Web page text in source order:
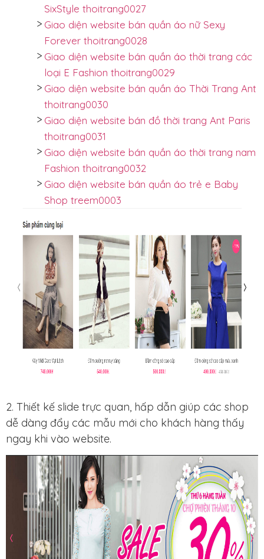
SixStyle thoitrang0027
Giao diện website bán quần áo nữ Sexy
Forever thoitrang0028
Giao diện website bán quần áo thời trang các
loại E Fashion thoitrang0029
Giao diện website bán quần áo Thời Trang Ant
thoitrang0030
Giao diện website bán đồ thời trang Ant Paris
thoitrang0031
Giao diện website bán quần áo thời trang nam
Fashion thoitrang0032
Giao diện website bán quần áo trẻ e Baby
Shop treem0003
2. Thiết kế slide trực quan, hấp dẫn giúp các shop
dễ dàng đẩy các mẫu mới cho khách hàng thấy
ngay khi vào website.